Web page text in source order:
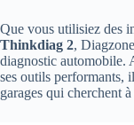
Que vous utilisiez des
Thinkdiag 2,
diagnostic automobile.
ses outils performants,
garages qui cherchent